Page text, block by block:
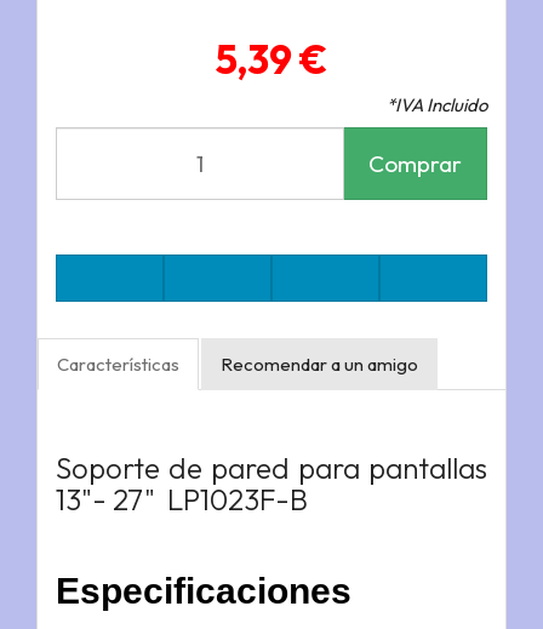
5,39 €
*IVA Incluido
Comprar
Características Recomendar a un amigo
Soporte de pared para pantallas
13"- 27" LP1023F-B
Especificaciones